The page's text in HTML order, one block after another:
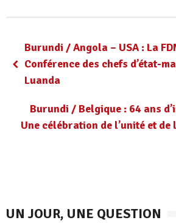
Burundi / Angola – USA : La
Conférence des chefs d’état-
Luanda
Burundi / Belgique : 64 ans
Une célébration de l’unité et
UN JOUR, UNE QUESTION